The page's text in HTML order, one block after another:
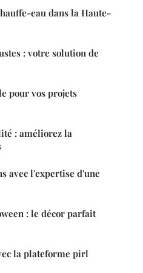
eau dans la Haute-
: votre solution de
pour vos projets
: améliorez la
avec l'expertise d'une
: le décor parfait
la plateforme pirl